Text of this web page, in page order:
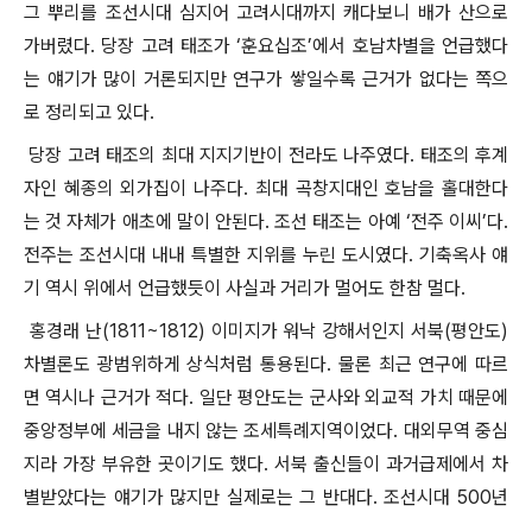
그 뿌리를 조선시대 심지어 고려시대까지 캐다보니 배가 산으로
가버렸다. 당장 고려 태조가 ‘훈요십조’에서 호남차별을 언급했다
는 얘기가 많이 거론되지만 연구가 쌓일수록 근거가 없다는 쪽으
로 정리되고 있다.
당장 고려 태조의 최대 지지기반이 전라도 나주였다. 태조의 후계
자인 혜종의 외가집이 나주다. 최대 곡창지대인 호남을 홀대한다
는 것 자체가 애초에 말이 안된다. 조선 태조는 아예 ‘전주 이씨’다.
전주는 조선시대 내내 특별한 지위를 누린 도시였다. 기축옥사 얘
기 역시 위에서 언급했듯이 사실과 거리가 멀어도 한참 멀다.
홍경래 난(1811~1812) 이미지가 워낙 강해서인지 서북(평안도)
차별론도 광범위하게 상식처럼 통용된다. 물론 최근 연구에 따르
면 역시나 근거가 적다. 일단 평안도는 군사와 외교적 가치 때문에
중앙정부에 세금을 내지 않는 조세특례지역이었다. 대외무역 중심
지라 가장 부유한 곳이기도 했다. 서북 출신들이 과거급제에서 차
별받았다는 얘기가 많지만 실제로는 그 반대다. 조선시대 500년